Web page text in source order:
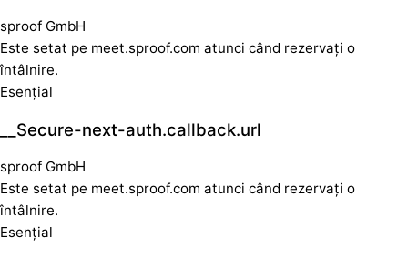
sproof GmbH
Este setat pe meet.sproof.com atunci când rezervați o
întâlnire.
Esențial
__Secure-next-auth.callback.url
sproof GmbH
Este setat pe meet.sproof.com atunci când rezervați o
întâlnire.
Esențial